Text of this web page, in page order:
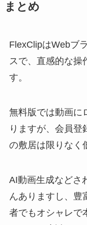
まとめ
FlexClipはWebブ
スで、直感的な操
す。
無料版では動画に
りますが、会員登
の敷居は限りなく
AI動画生成などさ
んありますし、豊
者でもオシャレで